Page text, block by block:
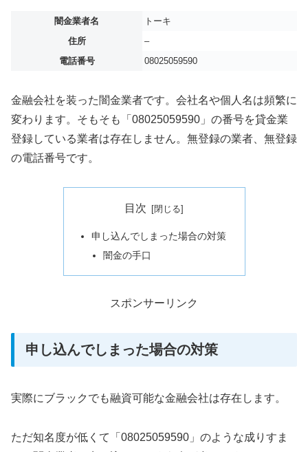
闇金業者名
トーキ
住所
–
電話番号
08025059590
金融会社を装った闇金業者です。会社名や個人名は頻繁に
変わります。そもそも「08025059590」の番号を貸金業
登録している業者は存在しません。無登録の業者、無登録
の電話番号です。
目次
申し込んでしまった場合の対策
闇金の手口
スポンサーリンク
申し込んでしまった場合の対策
実際にブラックでも融資可能な金融会社は存在します。
ただ知名度が低くて「08025059590」のような成りすま